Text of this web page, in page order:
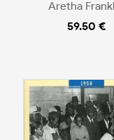
Aretha
59.50 €